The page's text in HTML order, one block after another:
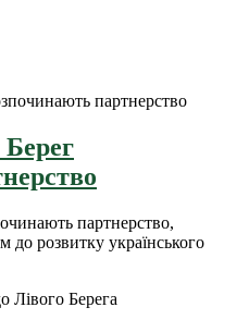
партнерство,
до розвитку українського